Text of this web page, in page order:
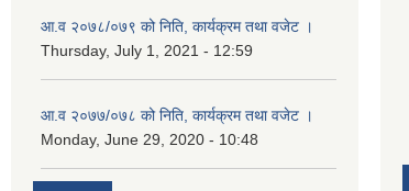
आ.व २०७८/०७९ को निति, कार्यक्रम तथा वजेट ।
Thursday, July 1, 2021 - 12:59
आ.व २०७७/०७८ को निति, कार्यक्रम तथा वजेट ।
Monday, June 29, 2020 - 10:48